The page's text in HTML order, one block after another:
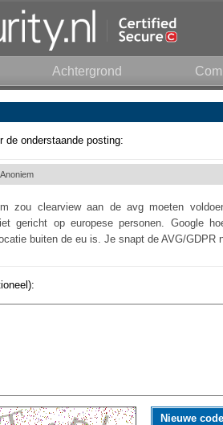
Achtergrond
de onderstaande posting:
Anoniem
zou clearview aan de avg moeten
gericht op europese personen. Google
buiten de eu is. Je snapt de AVG/GDPR
Nieuwe code